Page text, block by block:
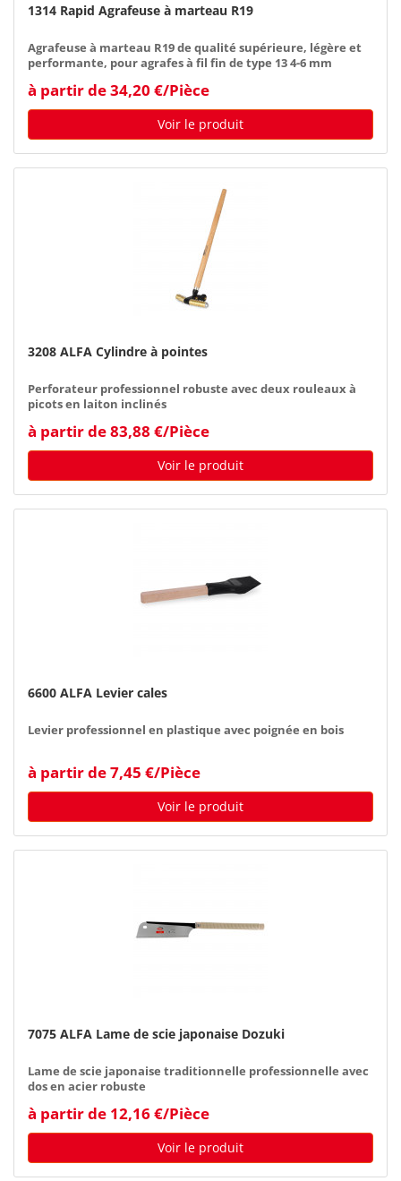
1314 Rapid Agrafeuse à marteau R19
Agrafeuse à marteau R19 de qualité supérieure, légère et
performante, pour agrafes à fil fin de type 13 4-6 mm
à partir de 34,20 €/Pièce
Voir le produit
3208 ALFA Cylindre à pointes
Perforateur professionnel robuste avec deux rouleaux à
picots en laiton inclinés
à partir de 83,88 €/Pièce
Voir le produit
6600 ALFA Levier cales
Levier professionnel en plastique avec poignée en bois
à partir de 7,45 €/Pièce
Voir le produit
7075 ALFA Lame de scie japonaise Dozuki
Lame de scie japonaise traditionnelle professionnelle avec
dos en acier robuste
à partir de 12,16 €/Pièce
Voir le produit